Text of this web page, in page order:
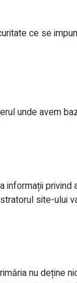
ce se
unde avem
site-ului
nu deține